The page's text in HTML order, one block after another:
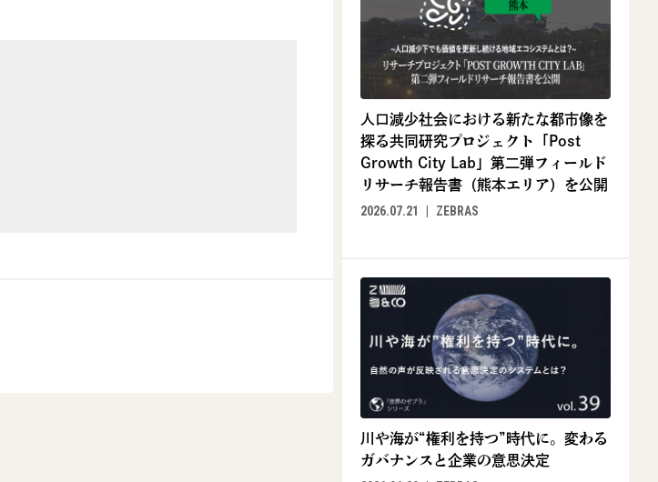
人口減少社会における新たな都市像を
探る共同研究プロジェクト「Post
Growth City Lab」第二弾フィールド
リサーチ報告書（熊本エリア）を公開
2026.07.21
ZEBRAS
川や海が“権利を持つ”時代に。変わる
ガバナンスと企業の意思決定